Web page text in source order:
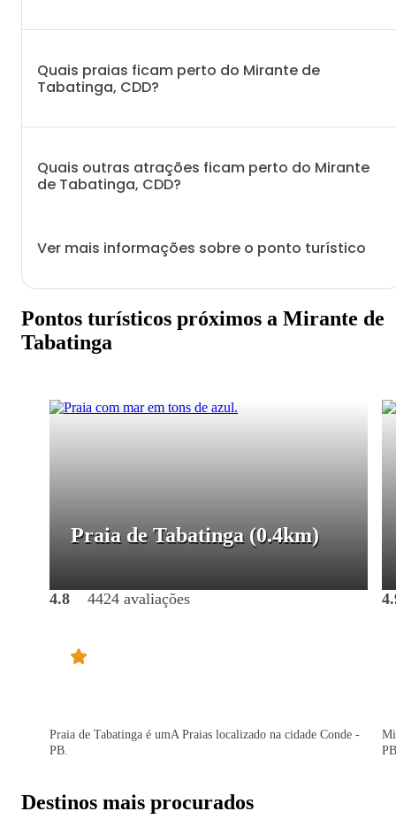
Quais praias ficam perto do Mirante de
Tabatinga, CDD?
Quais outras atrações ficam perto do Mirante
de Tabatinga, CDD?
Ver mais informações sobre o ponto turístico
Pontos turísticos próximos a Mirante de
Tabatinga
Praia de Tabatinga (0.4km)
4.8 4424 avaliações
Praia de Tabatinga é umA Praias localizado na cidade Conde -
PB.
Destinos mais procurados